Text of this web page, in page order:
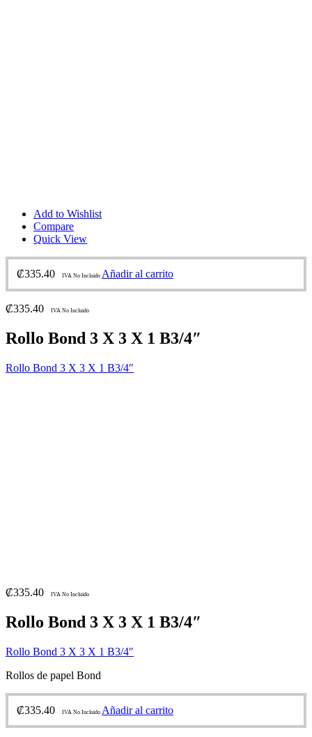
Add to Wishlist
Compare
Quick View
₡335.40 IVA No Incluido Añadir al carrito
₡335.40 IVA No Incluido
Rollo Bond 3 X 3 X 1 B3/4″
Rollo Bond 3 X 3 X 1 B3/4″
₡335.40 IVA No Incluido
Rollo Bond 3 X 3 X 1 B3/4″
Rollo Bond 3 X 3 X 1 B3/4″
Rollos de papel Bond
₡335.40 IVA No Incluido Añadir al carrito